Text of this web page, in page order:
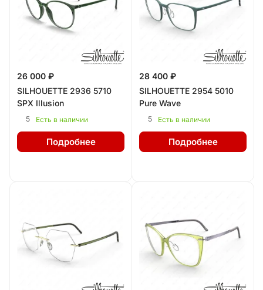
26 000 ₽
SILHOUETTE 2936 5710
SPX Illusion
5 Есть в наличии
Подробнее
28 400 ₽
SILHOUETTE 2954 5010
Pure Wave
5 Есть в наличии
Подробнее